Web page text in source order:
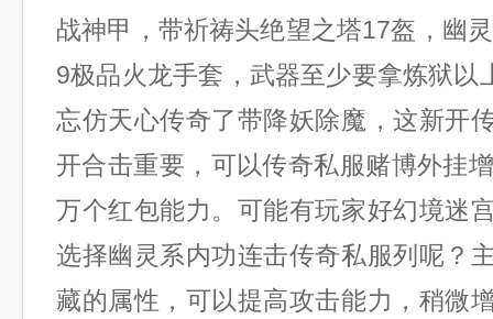
战神甲，带祈祷头绝望之塔17盔，幽
9极品火龙手套，武器至少要拿炼狱以
忘仿天心传奇了带降妖除魔，这新开
开合击重要，可以传奇私服赌博外挂
万个红包能力。可能有玩家好幻境迷
选择幽灵系内功连击传奇私服列呢？
藏的属性，可以提高攻击能力，稍微